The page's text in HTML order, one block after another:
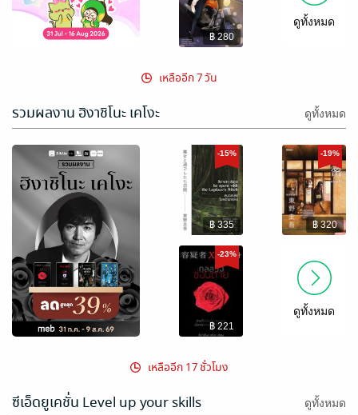
฿ 280
ดูทั้งหมด
เหลืออีก 7 วัน
รวมผลงาน ฮิงาชิโนะ เคโงะ ดูทั้งหมด
-15%
฿ 335
-19%
฿ 320
-23%
฿ 221
ดูทั้งหมด
เหลืออีก 17 ชั่วโมง
ซีเอ็ดยูเคชั่น Level up your skills ดูทั้งหมด